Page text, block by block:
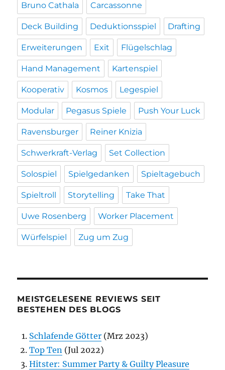
Bruno Cathala Carcassonne
Deck Building Deduktionsspiel Drafting
Erweiterungen Exit Flügelschlag
Hand Management Kartenspiel
Kooperativ Kosmos Legespiel
Modular Pegasus Spiele Push Your Luck
Ravensburger Reiner Knizia
Schwerkraft-Verlag Set Collection
Solospiel Spielgedanken Spieltagebuch
Spieltroll Storytelling Take That
Uwe Rosenberg Worker Placement
Würfelspiel Zug um Zug
MEISTGELESENE REVIEWS SEIT
BESTEHEN DES BLOGS
Schlafende Götter (Mrz 2023)
Top Ten (Jul 2022)
Hitster: Summer Party & Guilty Pleasure